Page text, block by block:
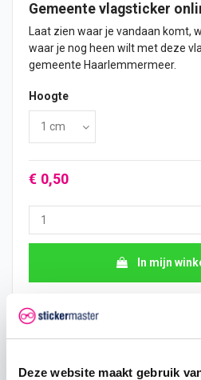
Deze website maakt gebruik
Gemeente vlagsticker
Laat zien waar je vandaan komt,
waar je nog heen wilt met deze
gemeente Haarlemmermeer.
Hoogte
€ 0,50
In mijn
Hoeveelheid